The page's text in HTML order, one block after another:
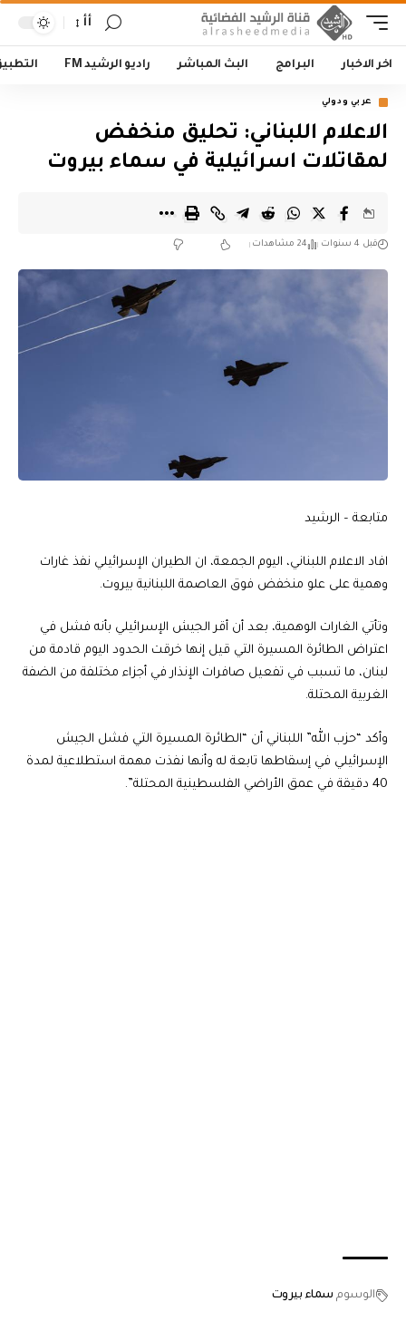
أأ
اخر الاخبار البرامج البث المباشر راديو الرشيد FM
عربي ودولي
الاعلام اللبناني: تحليق منخفض
لمقاتلات اسرائيلية في سماء بيروت
قبل 4 سنوات 24 مشاهدات
متابعة – الرشيد
افاد الاعلام اللبناني، اليوم الجمعة، ان الطيران الإسرائيلي نفذ غارات
وهمية على علو منخفض فوق العاصمة اللبنانية بيروت.
وتأتي الغارات الوهمية، بعد أن أقر الجيش الإسرائيلي بأنه فشل في
اعتراض الطائرة المسيرة التي قيل إنها خرقت الحدود اليوم قادمة من
لبنان، ما تسبب في تفعيل صافرات الإنذار في أجزاء مختلفة من الضفة
الغربية المحتلة.
وأكد “حزب الله” اللبناني أن “الطائرة المسيرة التي فشل الجيش
الإسرائيلي في إسقاطها تابعة له وأنها نفذت مهمة استطلاعية لمدة
40 دقيقة في عمق الأراضي الفلسطينية المحتلة”.
الوسوم سماء بيروت